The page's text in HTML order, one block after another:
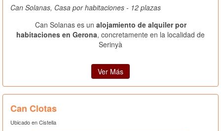
Can Solanas, Casa por habitaciones - 12 plazas
Can Solanas es un alojamiento de alquiler por
habitaciones en Gerona, concretamente en la localidad de
Serinyà
Ver Más
Can Clotas
Ubicado en Cistella